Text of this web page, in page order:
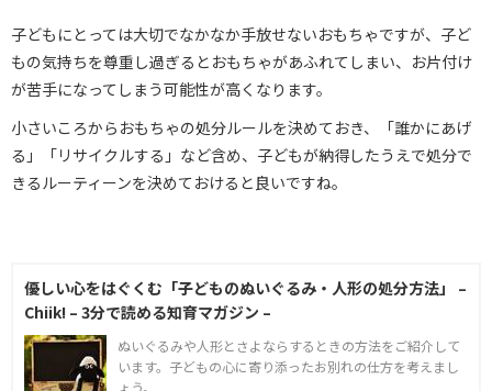
子どもにとっては大切でなかなか手放せないおもちゃですが、子ど
もの気持ちを尊重し過ぎるとおもちゃがあふれてしまい、お片付け
が苦手になってしまう可能性が高くなります。
小さいころからおもちゃの処分ルールを決めておき、「誰かにあげ
る」「リサイクルする」など含め、子どもが納得したうえで処分で
きるルーティーンを決めておけると良いですね。
優しい心をはぐくむ「子どものぬいぐるみ・人形の処分方法」 –
Chiik! – 3分で読める知育マガジン –
ぬいぐるみや人形とさよならするときの方法をご紹介して
います。子どもの心に寄り添ったお別れの仕方を考えまし
ょう。